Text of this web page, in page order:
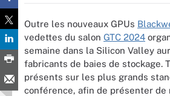
Outre les nouveaux GPUs
vedettes du salon GTC 2024
semaine dans la Silicon Valley
fabricants de baies de stockage.
présents sur les plus grands
conférence, afin de présenter de